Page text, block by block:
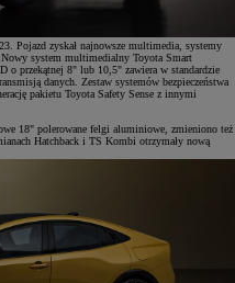
Pojazd zyskał najnowsze multimedia, systemy
system multimedialny Toyota Smart
przekątnej 8" lub 10,5" zawiera w standardzie
danych. Zestaw systemów bezpieczeństwa
pakietu Toyota Safety Sense z innymi
18" polerowane felgi aluminiowe, zmieniono też
Hatchback i TS Kombi otrzymały nową